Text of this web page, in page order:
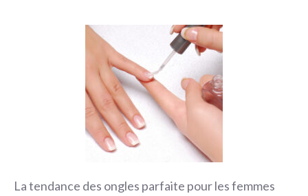
La tendance des ongles parfaite pour les femmes